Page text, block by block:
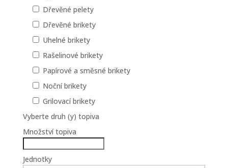
Dřevěné pelety
Dřevěné brikety
Uhelné brikety
Rašelinové brikety
Papírové a směsné brikety
Noční brikety
Grilovací brikety
Vyberte druh (y) topiva
Množství topiva
Jednotky